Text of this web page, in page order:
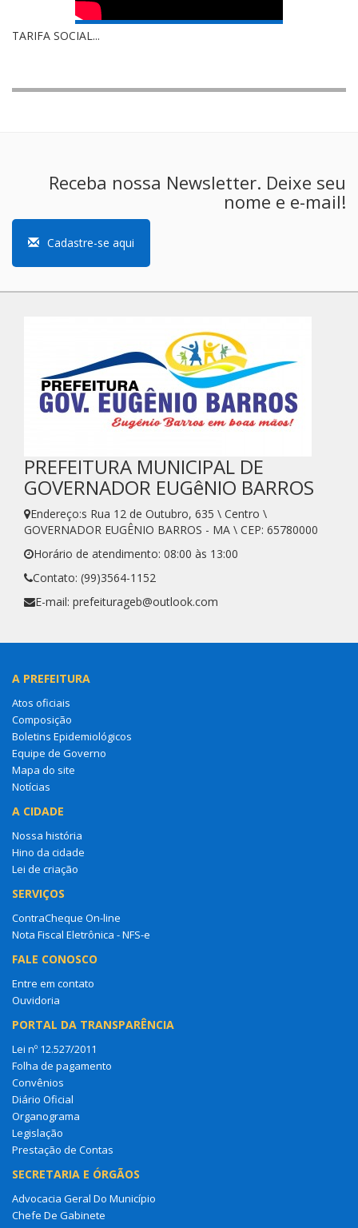
TARIFA SOCIAL...
Receba nossa Newsletter. Deixe seu
nome e e-mail!
Cadastre-se aqui
PREFEITURA MUNICIPAL DE
GOVERNADOR EUGêNIO BARROS
Endereço:s Rua 12 de Outubro, 635 \ Centro \
GOVERNADOR EUGÊNIO BARROS - MA \ CEP: 65780000
Horário de atendimento: 08:00 às 13:00
Contato: (99)3564-1152
E-mail: prefeiturageb@outlook.com
A PREFEITURA
Atos oficiais
Composição
Boletins Epidemiológicos
Equipe de Governo
Mapa do site
Notícias
A CIDADE
Nossa história
Hino da cidade
Lei de criação
SERVIÇOS
ContraCheque On-line
Nota Fiscal Eletrônica - NFS-e
FALE CONOSCO
Entre em contato
Ouvidoria
PORTAL DA TRANSPARÊNCIA
Lei nº 12.527/2011
Folha de pagamento
Convênios
Diário Oficial
Organograma
Legislação
Prestação de Contas
SECRETARIA E ÓRGÃOS
Advocacia Geral Do Município
Chefe De Gabinete